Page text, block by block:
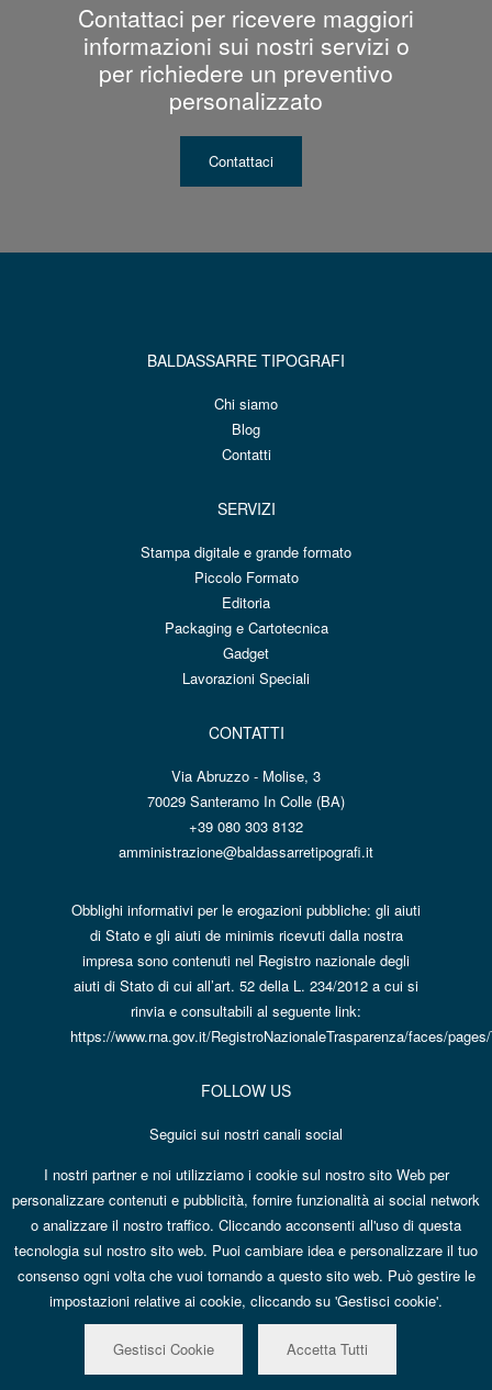
I nostri partner e noi utilizziamo i cookie sul nostro sito Web per
personalizzare contenuti e pubblicità, fornire funzionalità ai social network
o analizzare il nostro traffico. Cliccando acconsenti all'uso di questa
tecnologia sul nostro sito web. Puoi cambiare idea e personalizzare il tuo
consenso ogni volta che vuoi tornando a questo sito web. Può gestire le
impostazioni relative ai cookie, cliccando su 'Gestisci cookie'.
Gestisci Cookie Accetta Tutti
Contattaci per ricevere maggiori
informazioni sui nostri servizi o
per richiedere un preventivo
personalizzato
Contattaci
BALDASSARRE TIPOGRAFI
Chi siamo
Blog
Contatti
SERVIZI
Stampa digitale e grande formato
Piccolo Formato
Editoria
Packaging e Cartotecnica
Gadget
Lavorazioni Speciali
CONTATTI
Via Abruzzo - Molise, 3
70029 Santeramo In Colle (BA)
+39 080 303 8132
amministrazione@baldassarretipografi.it
Obblighi informativi per le erogazioni pubbliche: gli aiuti
di Stato e gli aiuti de minimis ricevuti dalla nostra
impresa sono contenuti nel Registro nazionale degli
aiuti di Stato di cui all’art. 52 della L. 234/2012 a cui si
rinvia e consultabili al seguente link:
https://www.rna.gov.it/RegistroNazionaleTrasparenza/faces/
FOLLOW US
Seguici sui nostri canali social
FACEBOOK
INSTAGRAM
PINTEREST
- Powered by
Labonext-
Contattaci su
WhatsApp